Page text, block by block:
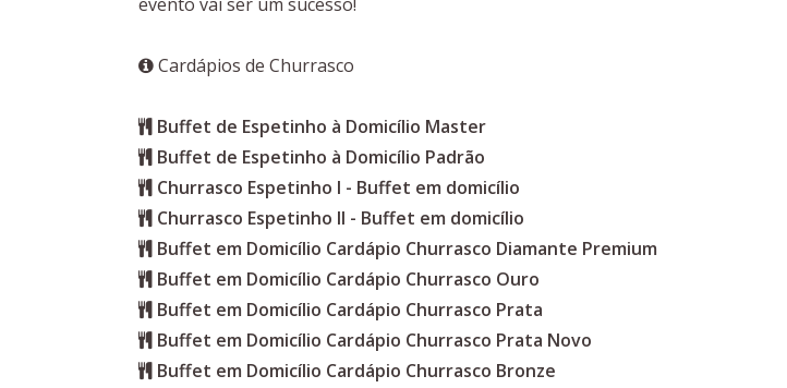
Cardápios de Churrasco
Buffet de Espetinho à Domicílio Master
Buffet de Espetinho à Domicílio Padrão
Churrasco Espetinho I - Buffet em domicílio
Churrasco Espetinho II - Buffet em domicílio
Buffet em Domicílio Cardápio Churrasco Diamante Premium
Buffet em Domicílio Cardápio Churrasco Ouro
Buffet em Domicílio Cardápio Churrasco Prata
Buffet em Domicílio Cardápio Churrasco Prata Novo
Buffet em Domicílio Cardápio Churrasco Bronze